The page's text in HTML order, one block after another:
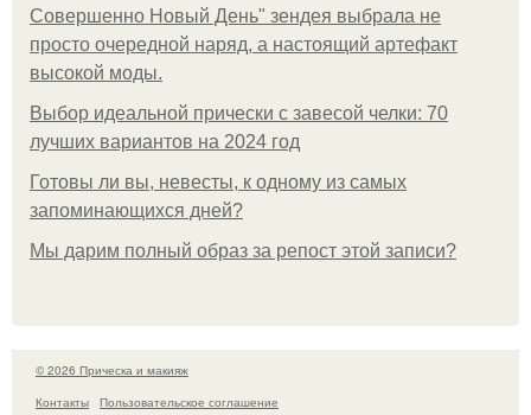
Совершенно Новый День" зендея выбрала не
просто очередной наряд, а настоящий артефакт
высокой моды.
Выбор идеальной прически с завесой челки: 70
лучших вариантов на 2024 год
Готовы ли вы, невесты, к одному из самых
запоминающихся дней?
Мы дарим полный образ за репост этой записи?
© 2026 Прическа и макияж
Контакты
Пользовательское соглашение